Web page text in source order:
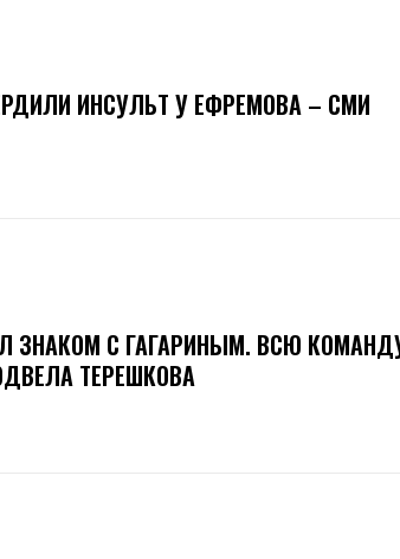
ИНСУЛЬТ У ЕФРЕМОВА – СМИ
ЗНАКОМ С ГАГАРИНЫМ. ВСЮ
ТЕРЕШКОВА